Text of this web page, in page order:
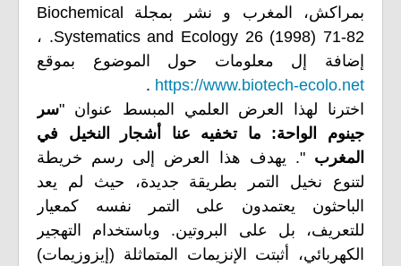
بمراكش، المغرب و نشر بمجلة Biochemical
Systematics and Ecology 26 (1998) 71-82. ،
إضافة إل معلومات حول الموضوع بموقع
https://www.biotech-ecolo.net
.
اخترنا لهذا العرض العلمي المبسط عنوان "سر
جينوم الواحة: ما تخفيه عنا أشجار النخيل في
المغرب". يهدف هذا العرض إلى رسم خريطة
لتنوع نخيل التمر بطريقة جديدة، حيث لم يعد
الباحثون يعتمدون على التمر نفسه كمعيار
للتعريف، بل على البروتين. وباستخدام التهجير
الكهربائي، أثبتت الإنزيمات المتماثلة (إيزوزيمات)